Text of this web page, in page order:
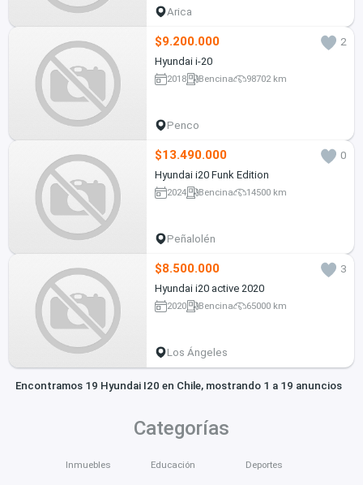
Arica
$9.200.000
2
Hyundai i-20
2018 Bencina 98702 km
Penco
$13.490.000
0
Hyundai i20 Funk Edition
2024 Bencina 14500 km
Peñalolén
$8.500.000
3
Hyundai i20 active 2020
2020 Bencina 65000 km
Los Ángeles
Encontramos 19 Hyundai I20 en Chile, mostrando 1 a 19 anuncios
Categorías
Inmuebles Educación Deportes